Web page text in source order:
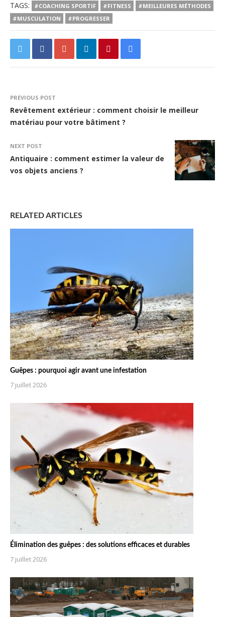
TAGS: #COACHING SPORTIF #FITNESS
#MEILLEURES MÉTHODES
#MUSCULATION
#PROGRESSER
PREVIOUS POST
Revêtement extérieur : comment choisir le meilleur
matériau pour votre bâtiment ?
NEXT POST
Antiquaire : comment estimer la valeur de
vos objets anciens ?
RELATED ARTICLES
Guêpes : pourquoi agir avant une infestation
7 juillet 2026
Élimination des guêpes : des solutions efficaces et durables
7 juillet 2026